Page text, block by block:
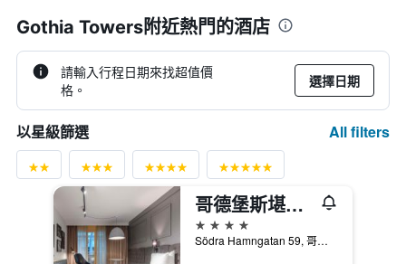
Gothia Towers附近熱門的酒店
請輸入行程日期來找超值價
格。
選擇日期
以星級篩選 All filters
哥德堡斯堪的納維亞麗笙酒店
4星級
Södra Hamngatan 59, 哥德堡（瑞典）, 西約塔蘭, 瑞典